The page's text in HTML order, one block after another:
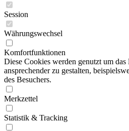
Session
Währungswechsel
Komfortfunktionen
Diese Cookies werden genutzt um
ansprechender zu gestalten,
des Besuchers.
Merkzettel
Statistik & Tracking